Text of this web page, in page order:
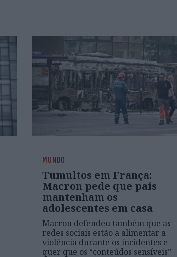
MUNDO
Tumultos em França:
Macron pede que pais
mantenham os
adolescentes em casa
Macron defendeu também que as
redes sociais estão a alimentar a
violência durante os incidentes e
quer que os “conteúdos sensíveis”